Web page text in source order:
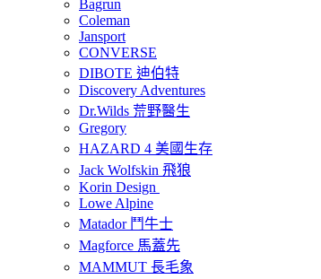
Bagrun
Coleman
Jansport
CONVERSE
DIBOTE 迪伯特
Discovery Adventures
Dr.Wilds 荒野醫生
Gregory
HAZARD 4 美國生存
Jack Wolfskin 飛狼
Korin Design
Lowe Alpine
Matador 鬥牛士
Magforce 馬蓋先
MAMMUT 長毛象